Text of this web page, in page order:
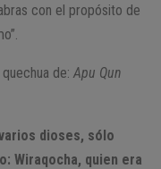
con el propósito de
de: Apu Qun
dioses, sólo
Wiraqocha, quien era